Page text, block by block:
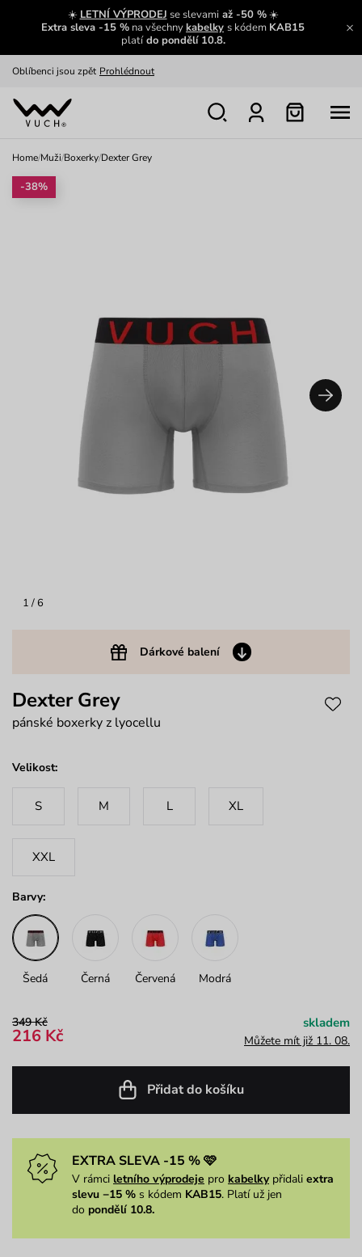
☀️ LETNÍ VÝPRODEJ se slevamiaž -50 %☀️
Extra sleva -15 % na všechnykabelky s kódem KAB15
platído pondělí 10.8.
Zajímavosti ze světa Vuch:
Zobrazit
Oblíbenci jsou zpět Prohlédnout
Nech se inspirovat
Home/Muži/Boxerky/Dexter Grey
1 / 6
Dárkové balení
-38%
Dexter Grey
pánské boxerky z lyocellu
Velikost:
S M L XL
XXL
Barvy:
Šedá Černá Červená Modrá
349 Kč
216 Kč
skladem
Můžete mít již 11. 08.
Přidat do košíku
EXTRA SLEVA -15 % 🩷
V rámci letního výprodeje pro kabelkypřidali extra
slevu −15 % s kódem KAB15. Platí už jen
do pondělí 10.8.